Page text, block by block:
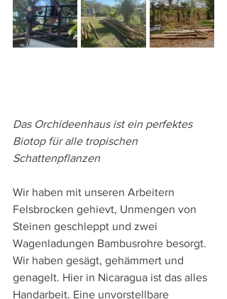
Das Orchideenhaus ist ein perfektes
Biotop für alle tropischen
Schattenpflanzen
Wir haben mit unseren Arbeitern
Felsbrocken gehievt, Unmengen von
Steinen geschleppt und zwei
Wagenladungen Bambusrohre besorgt.
Wir haben gesägt, gehämmert und
genagelt. Hier in Nicaragua ist das alles
Handarbeit. Eine unvorstellbare